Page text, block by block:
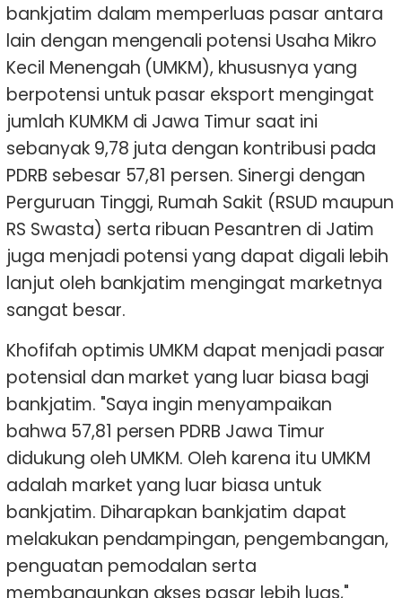
bankjatim dalam memperluas pasar antara
lain dengan mengenali potensi Usaha Mikro
Kecil Menengah (UMKM), khususnya yang
berpotensi untuk pasar eksport mengingat
jumlah KUMKM di Jawa Timur saat ini
sebanyak 9,78 juta dengan kontribusi pada
PDRB sebesar 57,81 persen. Sinergi dengan
Perguruan Tinggi, Rumah Sakit (RSUD maupun
RS Swasta) serta ribuan Pesantren di Jatim
juga menjadi potensi yang dapat digali lebih
lanjut oleh bankjatim mengingat marketnya
sangat besar.
Khofifah optimis UMKM dapat menjadi pasar
potensial dan market yang luar biasa bagi
bankjatim. "Saya ingin menyampaikan
bahwa 57,81 persen PDRB Jawa Timur
didukung oleh UMKM. Oleh karena itu UMKM
adalah market yang luar biasa untuk
bankjatim. Diharapkan bankjatim dapat
melakukan pendampingan, pengembangan,
penguatan pemodalan serta
membangunkan akses pasar lebih luas,"